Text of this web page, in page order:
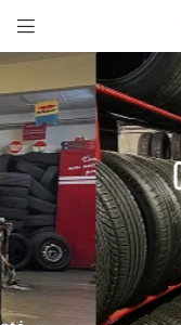

31200 Toulouse
05 61 26 20 64
Centre
à